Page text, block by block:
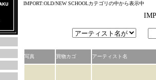
IMPORT:OLD/NEW SCHOOLカテゴリの中から表示中
写真 買物カゴ アーティスト名